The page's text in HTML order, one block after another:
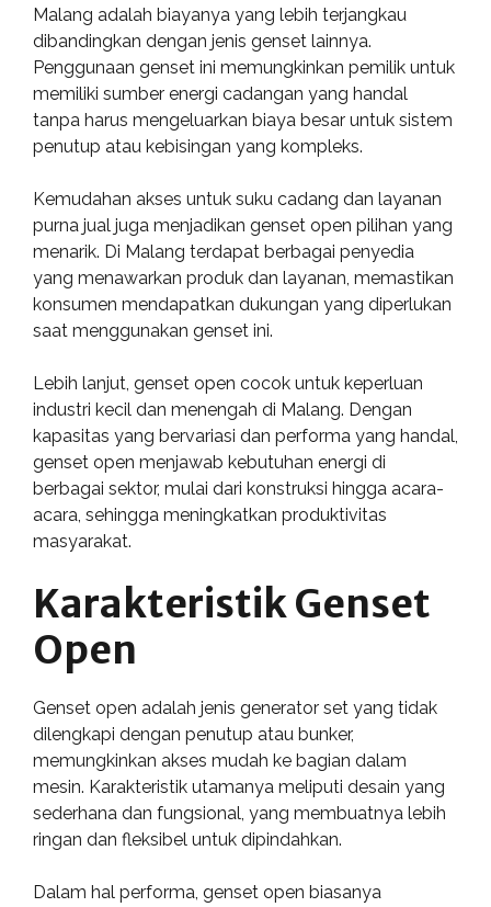
Malang adalah biayanya yang lebih terjangkau
dibandingkan dengan jenis genset lainnya.
Penggunaan genset ini memungkinkan pemilik untuk
memiliki sumber energi cadangan yang handal
tanpa harus mengeluarkan biaya besar untuk sistem
penutup atau kebisingan yang kompleks.
Kemudahan akses untuk suku cadang dan layanan
purna jual juga menjadikan genset open pilihan yang
menarik. Di Malang terdapat berbagai penyedia
yang menawarkan produk dan layanan, memastikan
konsumen mendapatkan dukungan yang diperlukan
saat menggunakan genset ini.
Lebih lanjut, genset open cocok untuk keperluan
industri kecil dan menengah di Malang. Dengan
kapasitas yang bervariasi dan performa yang handal,
genset open menjawab kebutuhan energi di
berbagai sektor, mulai dari konstruksi hingga acara-
acara, sehingga meningkatkan produktivitas
masyarakat.
Karakteristik Genset
Open
Genset open adalah jenis generator set yang tidak
dilengkapi dengan penutup atau bunker,
memungkinkan akses mudah ke bagian dalam
mesin. Karakteristik utamanya meliputi desain yang
sederhana dan fungsional, yang membuatnya lebih
ringan dan fleksibel untuk dipindahkan.
Dalam hal performa, genset open biasanya